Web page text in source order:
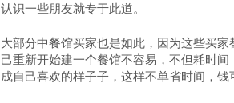
认识一些朋友就专于此道。
大部分中餐馆买家也是如此，因为这些买
己重新开始建一个餐馆不容易，不但耗时
成自己喜欢的样子子，这样不单省时间，钱